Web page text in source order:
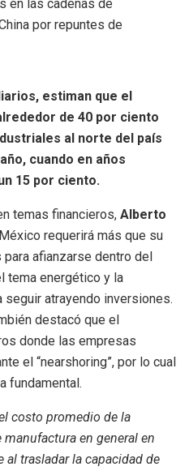
en las cadenas de
por repuntes de
estiman que el
de 40 por ciento
al norte del país
cuando en años
15 por ciento.
temas financieros, Alberto
requerirá más que su
afianzarse dentro del
tema energético y la
atrayendo inversiones.
destacó que el
donde las empresas
el “nearshoring”, por lo cual
fundamental.
costo promedio de la
en general en
al trasladar la capacidad de